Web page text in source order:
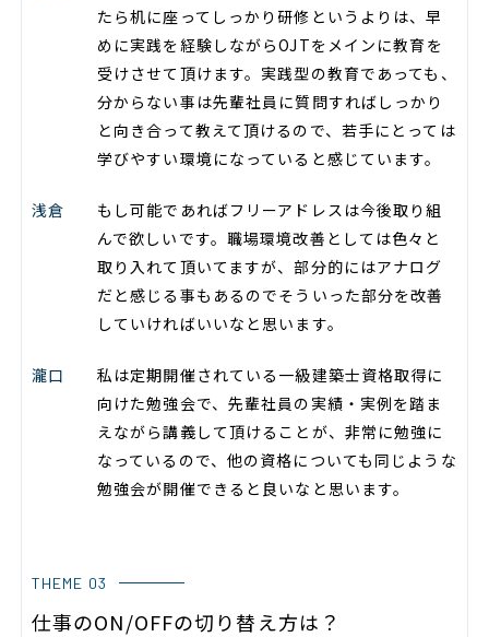
たら机に座ってしっかり研修というよりは、早
めに実践を経験しながらOJTをメインに教育を
受けさせて頂けます。実践型の教育であっても、
分からない事は先輩社員に質問すればしっかり
と向き合って教えて頂けるので、若手にとっては
学びやすい環境になっていると感じています。
浅倉
もし可能であればフリーアドレスは今後取り組
んで欲しいです。職場環境改善としては色々と
取り入れて頂いてますが、部分的にはアナログ
だと感じる事もあるのでそういった部分を改善
していければいいなと思います。
瀧口
私は定期開催されている一級建築士資格取得に
向けた勉強会で、先輩社員の実績・実例を踏ま
えながら講義して頂けることが、非常に勉強に
なっているので、他の資格についても同じような
勉強会が開催できると良いなと思います。
THEME 03
仕事のON/OFFの切り替え方は？